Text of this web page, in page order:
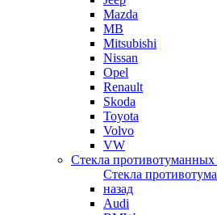
Mazda
MB
Mitsubishi
Nissan
Opel
Renault
Skoda
Toyota
Volvo
VW
Стекла
Стекла
назад
Audi